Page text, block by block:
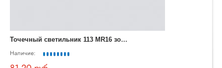
Т
очечный светильник 113 MR16 золото/белый
Наличие: